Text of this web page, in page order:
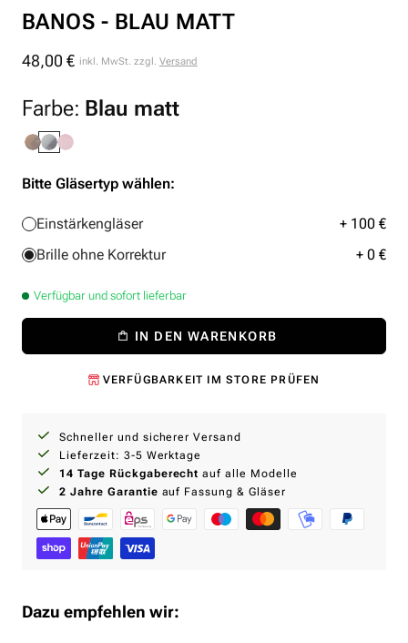
BANOS - BLAU MATT
Normaler
48,00 € inkl. MwSt. zzgl. Versand
Farbe: Blau matt
Bitte Gläsertyp wählen:
Einstärkengläser
+ 100 €
Brille ohne Korrektur
+ 0 €
Verfügbar und sofort lieferbar
IN DEN WARENKORB
VERFÜGBARKEIT IM STORE PRÜFEN
Schneller und sicherer Versand
Lieferzeit: 3-5 Werktage
14 Tage Rückgaberecht auf alle Modelle
2 Jahre Garantie auf Fassung & Gläser
Dazu empfehlen wir: